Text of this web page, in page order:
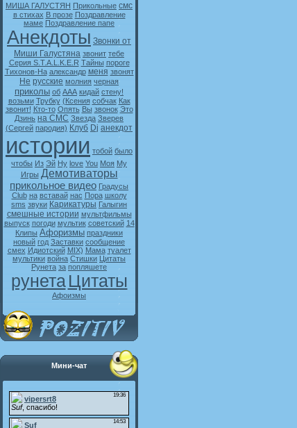
МИША ГАЛУСТЯН Прикольные смс
в стихах В прозе Поздравление
маме Поздравление папе
Анекдоты Звонки от
Миши Галустяна звонит тебе
Серия S.T.A.L.K.E.R Тайны пороге
Тихонов-На александр меня звонят
Не русские молния черная
приколы об ААА кидай стену!
возьми Трубку (Ксения собчак Как
звонит! Кто-то Опять Вы звонок Это
Дзинь на СМС Звезда Зверев
(Сергей пародия) Клуб Dj анекдот
истории тобой было
чтобы Из Эй Ну love You Моя My
Игры Демотиваторы
прикольное видео Градусы
Club на вставай нас Пора школу
sms звуки Карикатуры Галыгин
смешные истории мультфильмы
выпуск погоди мультик советский 14
Клипы Афоризмы праздники
новый год Заставки сообщение
смех Идиотский MIX) Мама туалет
мультики война Стишки Цитаты
Рунета за попляшете
рунетаЦитаты
Афоизмы
Мини-чат